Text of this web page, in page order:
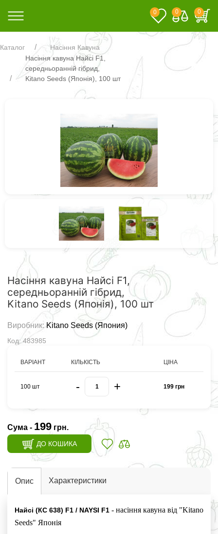
0 0 0
Каталог
Насіння Кавуна
Насіння кавуна Найсі F1,
середньоранній гібрид,
Kitano Seeds (Японія), 100 шт
Насіння кавуна Найсі F1,
середньоранній гібрид,
Kitano Seeds (Японія), 100 шт
Виробник:Kitano Seeds (Япония)
Код: 483985
ВАРІАНТ КІЛЬКІСТЬ ЦІНА
100 шт - + 199 грн
Сума - 199 грн.
ДО КОШИКА
Опис Характеристики
Найсі (КС 638) F1 / NAYSІ F1 - насіння кавуна від "Kitano
Seeds" Японія